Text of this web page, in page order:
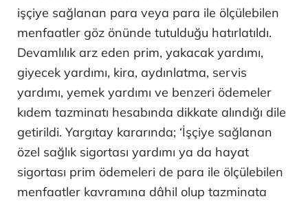
işçiye sağlanan para veya para ile ölçülebilen
menfaatler göz önünde tutulduğu hatırlatıldı.
Devamlılık arz eden prim, yakacak yardımı,
giyecek yardımı, kira, aydınlatma, servis
yardımı, yemek yardımı ve benzeri ödemeler
kıdem tazminatı hesabında dikkate alındığı dile
getirildi. Yargıtay kararında; ‘İşçiye sağlanan
özel sağlık sigortası yardımı ya da hayat
sigortası prim ödemeleri de para ile ölçülebilen
menfaatler kavramına dâhil olup tazminata